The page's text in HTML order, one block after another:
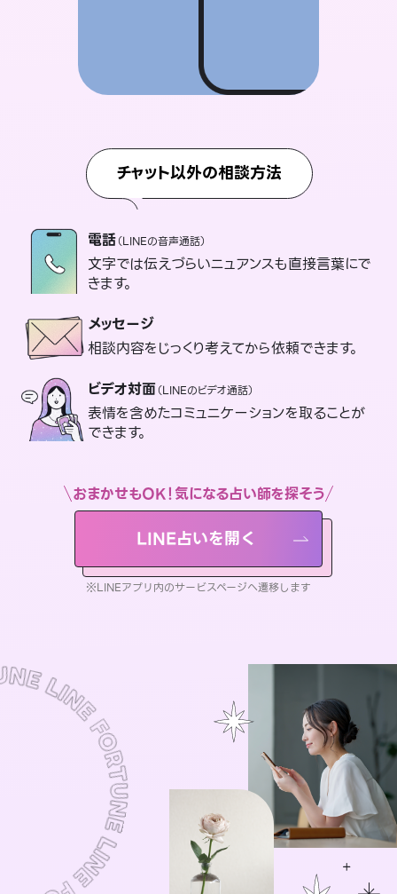
チャット以外の相談方法
電話（LINEの音声通話）
文字では伝えづらいニュアンスも直接言葉にで
きます。
メッセージ
相談内容をじっくり考えてから依頼できます。
ビデオ対面（LINEのビデオ通話）
表情を含めたコミュニケーションを取ることが
できます。
おまかせもOK！気になる占い師を探そう
LINE占いを開く
※LINEアプリ内のサービスページへ遷移します